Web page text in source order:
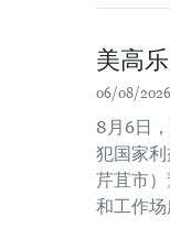
美高
06/08/
8月6日
犯国家
芹苴市
和工作场